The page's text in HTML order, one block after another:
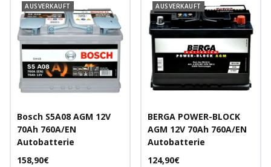
AUSVERKAUFT
Bosch S5A08 AGM 12V
70Ah 760A/EN
Autobatterie
Angebotspreis
158,90€
AUSVERKAUFT
BERGA POWER-BLOCK
AGM 12V 70Ah 760A/EN
Autobatterie
Angebotspreis
124,90€